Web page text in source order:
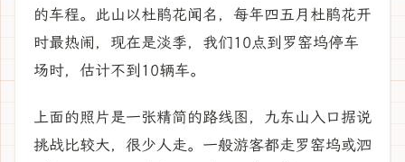
的车程。此山以杜鹃花闻名，每年四五月杜鹃花开
时最热闹，现在是淡季，我们10点到罗窑坞停车
场时，估计不到10辆车。
上面的照片是一张精简的路线图，九东山入口据说
挑战比较大，很少人走。一般游客都走罗窑坞或泗